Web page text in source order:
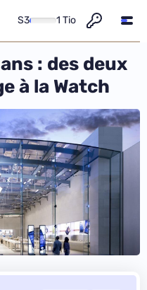
S3 1 Tio
: des deux
à la Watch